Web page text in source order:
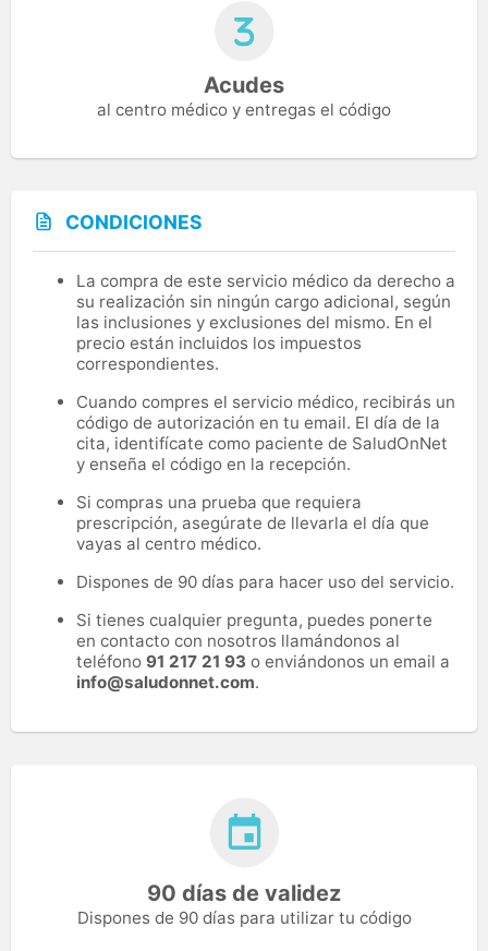
Acudes
al centro médico y entregas el código
CONDICIONES
La compra de este servicio médico da derecho a
su realización sin ningún cargo adicional, según
las inclusiones y exclusiones del mismo. En el
precio están incluidos los impuestos
correspondientes.
Cuando compres el servicio médico, recibirás un
código de autorización en tu email. El día de la
cita, identifícate como paciente de SaludOnNet
y enseña el código en la recepción.
Si compras una prueba que requiera
prescripción, asegúrate de llevarla el día que
vayas al centro médico.
Dispones de 90 días para hacer uso del servicio.
Si tienes cualquier pregunta, puedes ponerte
en contacto con nosotros llamándonos al
teléfono 91 217 21 93 o enviándonos un email a
info@saludonnet.com.
90 días de validez
Dispones de 90 días para utilizar tu código